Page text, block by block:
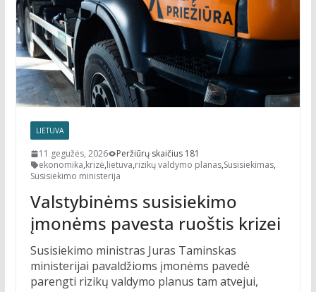
LIETUVA
11 gegužės, 2026
Peržiūrų skaičius 181
ekonomika,krizė,lietuva,rizikų valdymo planas,Susisiekimas,
Susisiekimo ministerija
Valstybinėms susisiekimo
įmonėms pavesta ruoštis krizei
Susisiekimo ministras Juras Taminskas
ministerijai pavaldžioms įmonėms pavedė
parengti rizikų valdymo planus tam atvejui,